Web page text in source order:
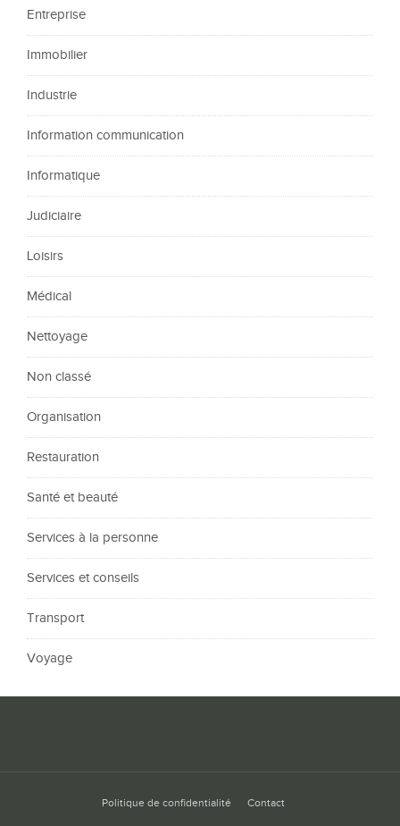
Entreprise
Immobilier
Industrie
Information communication
Informatique
Judiciaire
Loisirs
Médical
Nettoyage
Non classé
Organisation
Restauration
Santé et beauté
Services à la personne
Services et conseils
Transport
Voyage
Politique de confidentialité Contact